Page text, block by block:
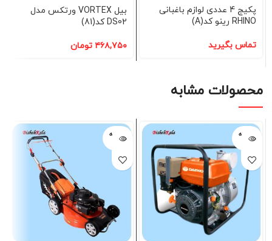
پکیج 4 عددی لوازم باغبانی
RHINO رینو کد(A)
تماس بگیرید
بیل VORTEX ورتکس مدل
DS02 کد(81)
۴۶۸,۷۵۰ تومان
محصولات مشابه
فروخته
شده
فروخته
شده